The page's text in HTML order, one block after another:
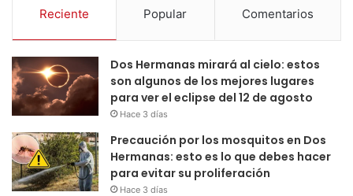
Reciente Popular Comentarios
Dos Hermanas mirará al cielo: estos
son algunos de los mejores lugares
para ver el eclipse del 12 de agosto
Hace 3 días
Precaución por los mosquitos en Dos
Hermanas: esto es lo que debes hacer
para evitar su proliferación
Hace 3 días